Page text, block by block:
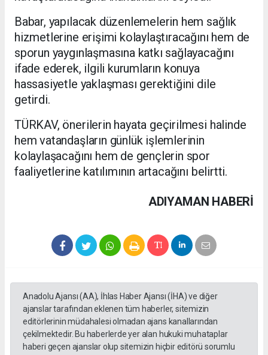
Babar, yapılacak düzenlemelerin hem sağlık
hizmetlerine erişimi kolaylaştıracağını hem de
sporun yaygınlaşmasına katkı sağlayacağını
ifade ederek, ilgili kurumların konuya
hassasiyetle yaklaşması gerektiğini dile
getirdi.
TÜRKAV, önerilerin hayata geçirilmesi halinde
hem vatandaşların günlük işlemlerinin
kolaylaşacağını hem de gençlerin spor
faaliyetlerine katılımının artacağını belirtti.
ADIYAMAN HABERİ
Anadolu Ajansı (AA), İhlas Haber Ajansı (İHA) ve diğer
ajanslar tarafından eklenen tüm haberler, sitemizin
editörlerinin müdahalesi olmadan ajans kanallarından
çekilmektedir. Bu haberlerde yer alan hukuki muhataplar
haberi geçen ajanslar olup sitemizin hiçbir editörü sorumlu